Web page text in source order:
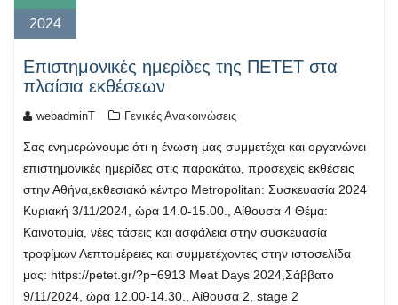
2024
Επιστημονικές ημερίδες της ΠΕΤΕΤ στα
πλαίσια εκθέσεων
webadminT Γενικές Ανακοινώσεις
Σας ενημερώνουμε ότι η ένωση μας συμμετέχει και οργανώνει
επιστημονικές ημερίδες στις παρακάτω, προσεχείς εκθέσεις
στην Αθήνα,εκθεσιακό κέντρο Metropolitan: Συσκευασία 2024
Κυριακή 3/11/2024, ώρα 14.0-15.00., Αίθουσα 4 Θέμα:
Καινοτομία, νέες τάσεις και ασφάλεια στην συσκευασία
τροφίμων Λεπτομέρειες και συμμετέχοντες στην ιστοσελίδα
μας: https://petet.gr/?p=6913 Meat Days 2024,Σάββατο
9/11/2024, ώρα 12.00-14.30., Αίθουσα 2, stage 2